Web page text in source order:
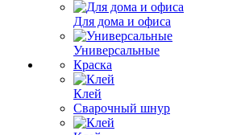
Для дома и офиса
Универсальные
Краска
Клей
Сварочный шнур